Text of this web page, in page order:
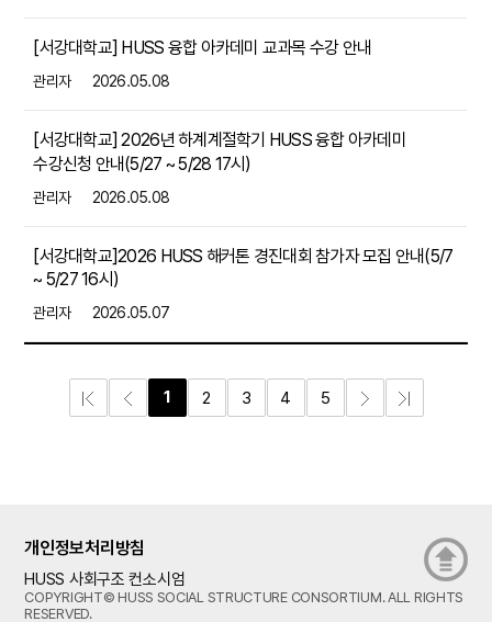
[서강대학교] HUSS 융합 아카데미 교과목 수강 안내
관리자 2026.05.08
[서강대학교] 2026년 하계계절학기 HUSS 융합 아카데미
수강신청 안내(5/27 ~ 5/28 17시)
관리자 2026.05.08
[서강대학교]2026 HUSS 해커톤 경진대회 참가자 모집 안내(5/7
~ 5/27 16시)
관리자 2026.05.07
1 2 3 4 5
개인정보처리방침
HUSS 사회구조 컨소시엄
COPYRIGHT© HUSS SOCIAL STRUCTURE CONSORTIUM. ALL RIGHTS
RESERVED.